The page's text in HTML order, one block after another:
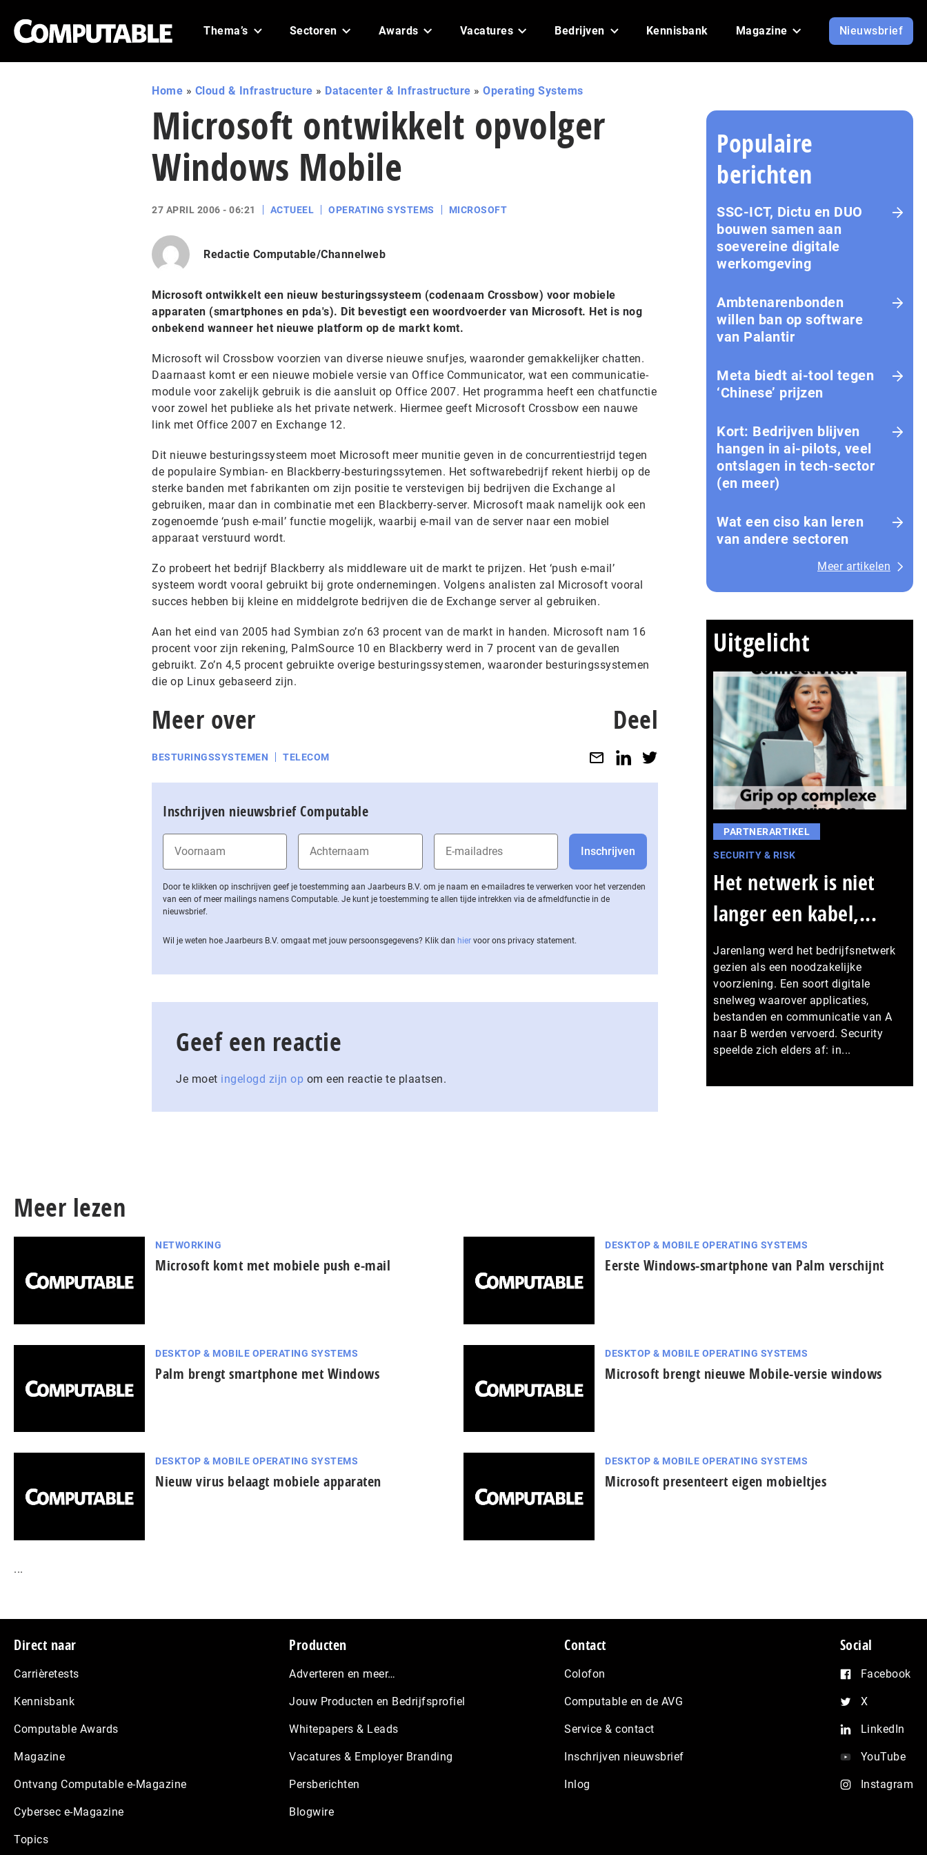
Thema’s Sectoren Awards Vacatures Bedrijven Kennisbank Magazine Nieuwsbrief
Home » Cloud & Infrastructure » Datacenter & Infrastructure » Operating Systems
Microsoft ontwikkelt opvolger
Windows Mobile
27 APRIL 2006 - 06:21 ACTUEEL OPERATING SYSTEMS MICROSOFT
Redactie Computable/Channelweb
Microsoft ontwikkelt een nieuw besturingssysteem (codenaam Crossbow) voor mobiele
apparaten (smartphones en pda's). Dit bevestigt een woordvoerder van Microsoft. Het is nog
onbekend wanneer het nieuwe platform op de markt komt.
Microsoft wil Crossbow voorzien van diverse nieuwe snufjes, waaronder gemakkelijker chatten.
Daarnaast komt er een nieuwe mobiele versie van Office Communicator, wat een communicatie-
module voor zakelijk gebruik is die aansluit op Office 2007. Het programma heeft een chatfunctie
voor zowel het publieke als het private netwerk. Hiermee geeft Microsoft Crossbow een nauwe
link met Office 2007 en Exchange 12.
Dit nieuwe besturingssysteem moet Microsoft meer munitie geven in de concurrentiestrijd tegen
de populaire Symbian- en Blackberry-besturingssytemen. Het softwarebedrijf rekent hierbij op de
sterke banden met fabrikanten om zijn positie te verstevigen bij bedrijven die Exchange al
gebruiken, maar dan in combinatie met een Blackberry-server. Microsoft maak namelijk ook een
zogenoemde ‘push e-mail’ functie mogelijk, waarbij e-mail van de server naar een mobiel
apparaat verstuurd wordt.
Zo probeert het bedrijf Blackberry als middleware uit de markt te prijzen. Het ‘push e-mail’
systeem wordt vooral gebruikt bij grote ondernemingen. Volgens analisten zal Microsoft vooral
succes hebben bij kleine en middelgrote bedrijven die de Exchange server al gebruiken.
Aan het eind van 2005 had Symbian zo’n 63 procent van de markt in handen. Microsoft nam 16
procent voor zijn rekening, PalmSource 10 en Blackberry werd in 7 procent van de gevallen
gebruikt. Zo’n 4,5 procent gebruikte overige besturingssystemen, waaronder besturingssystemen
die op Linux gebaseerd zijn.
Meer over
BESTURINGSSYSTEMEN TELECOM
Deel
Inschrijven nieuwsbrief Computable
Door te klikken op inschrijven geef je toestemming aan Jaarbeurs B.V. om je naam en e-mailadres te verwerken voor het verzenden
van een of meer mailings namens Computable. Je kunt je toestemming te allen tijde intrekken via de af­meld­func­tie in de
nieuwsbrief.
Wil je weten hoe Jaarbeurs B.V. omgaat met jouw per­soons­ge­ge­vens? Klik dan hier voor ons privacy statement.
Geef een reactie
Je moet ingelogd zijn op om een reactie te plaatsen.
Populaire
berichten
SSC-ICT, Dictu en DUO
bouwen samen aan
soevereine digitale
werkomgeving
Ambtenarenbonden
willen ban op software
van Palantir
Meta biedt ai-tool tegen
‘Chinese’ prijzen
Kort: Bedrijven blijven
hangen in ai-pilots, veel
ontslagen in tech-sector
(en meer)
Wat een ciso kan leren
van andere sectoren
Meer artikelen
Uitgelicht
PARTNERARTIKEL
SECURITY & RISK
Het netwerk is niet
langer een kabel,...
Jarenlang werd het bedrijfsnetwerk
gezien als een noodzakelijke
voorziening. Een soort digitale
snelweg waarover applicaties,
bestanden en communicatie van A
naar B werden vervoerd. Security
speelde zich elders af: in...
Meer lezen
NETWORKING
Microsoft komt met mobiele push e-mail
DESKTOP & MOBILE OPERATING SYSTEMS
Eerste Windows-smartphone van Palm verschijnt
DESKTOP & MOBILE OPERATING SYSTEMS
Palm brengt smartphone met Windows
DESKTOP & MOBILE OPERATING SYSTEMS
Microsoft brengt nieuwe Mobile-versie windows
DESKTOP & MOBILE OPERATING SYSTEMS
Nieuw virus belaagt mobiele apparaten
DESKTOP & MOBILE OPERATING SYSTEMS
Microsoft presenteert eigen mobieltjes
...
Footer
Direct naar
Carrièretests
Kennisbank
Computable Awards
Magazine
Ontvang Computable e-Magazine
Cybersec e-Magazine
Topics
Producten
Adverteren en meer…
Jouw Producten en Bedrijfsprofiel
Whitepapers & Leads
Vacatures & Employer Branding
Persberichten
Blogwire
Contact
Colofon
Computable en de AVG
Service & contact
Inschrijven nieuwsbrief
Inlog
Social
Facebook
X
LinkedIn
YouTube
Instagram